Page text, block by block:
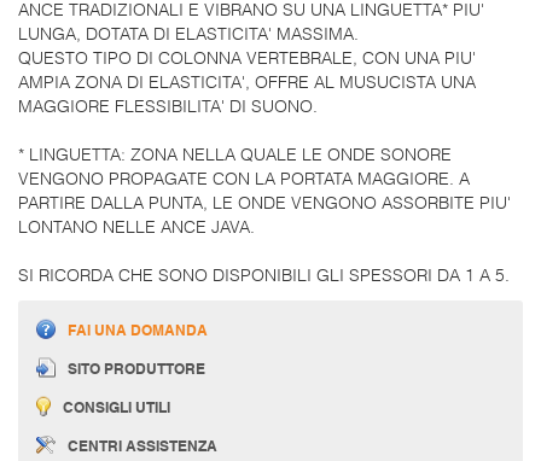
ANCE TRADIZIONALI E VIBRANO SU UNA LINGUETTA* PIU'
LUNGA, DOTATA DI ELASTICITA' MASSIMA.
QUESTO TIPO DI COLONNA VERTEBRALE, CON UNA PIU'
AMPIA ZONA DI ELASTICITA', OFFRE AL MUSUCISTA UNA
MAGGIORE FLESSIBILITA' DI SUONO.
* LINGUETTA: ZONA NELLA QUALE LE ONDE SONORE
VENGONO PROPAGATE CON LA PORTATA MAGGIORE. A
PARTIRE DALLA PUNTA, LE ONDE VENGONO ASSORBITE PIU'
LONTANO NELLE ANCE JAVA.
SI RICORDA CHE SONO DISPONIBILI GLI SPESSORI DA 1 A 5.
FAI UNA DOMANDA
SITO PRODUTTORE
CONSIGLI UTILI
CENTRI ASSISTENZA